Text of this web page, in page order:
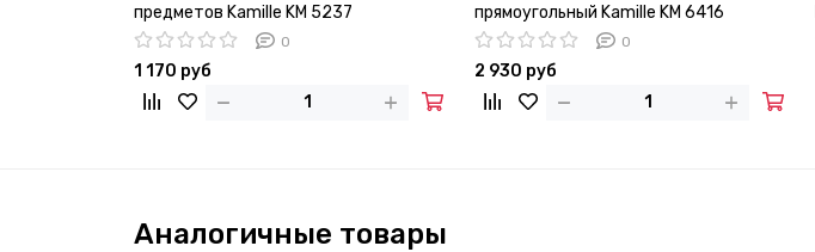
предметов Kamille KM 5237
0
1 170 руб
прямоугольный Kamille KM 6416
0
2 930 руб
Аналогичные товары